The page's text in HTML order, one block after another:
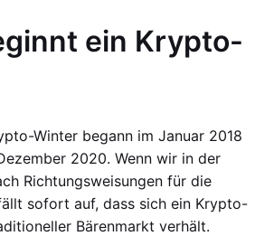
ein Krypto-
Winter begann im Januar 2018
2020. Wenn wir in der
Richtungsweisungen für die
sofort auf, dass sich ein Krypto-
Bärenmarkt verhält.